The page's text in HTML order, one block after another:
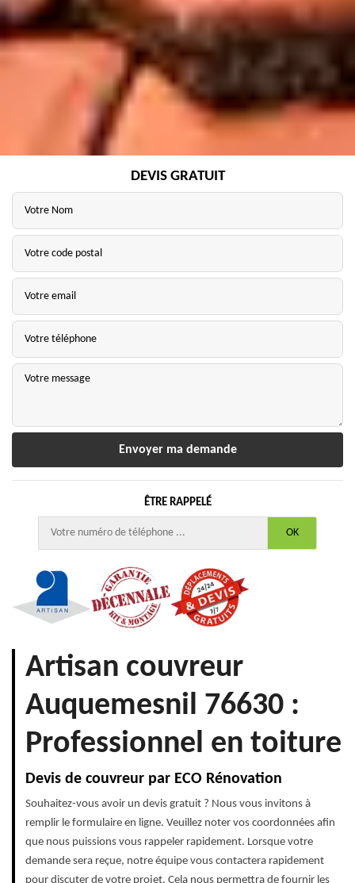
DEVIS GRATUIT
ÊTRE RAPPELÉ
Artisan couvreur
Auquemesnil 76630 :
Professionnel en toiture
Devis de couvreur par ECO Rénovation
Souhaitez-vous avoir un devis gratuit ? Nous vous invitons à
remplir le formulaire en ligne. Veuillez noter vos coordonnées afin
que nous puissions vous rappeler rapidement. Lorsque votre
demande sera reçue, notre équipe vous contactera rapidement
pour discuter de votre projet. Cela nous permettra de fournir les